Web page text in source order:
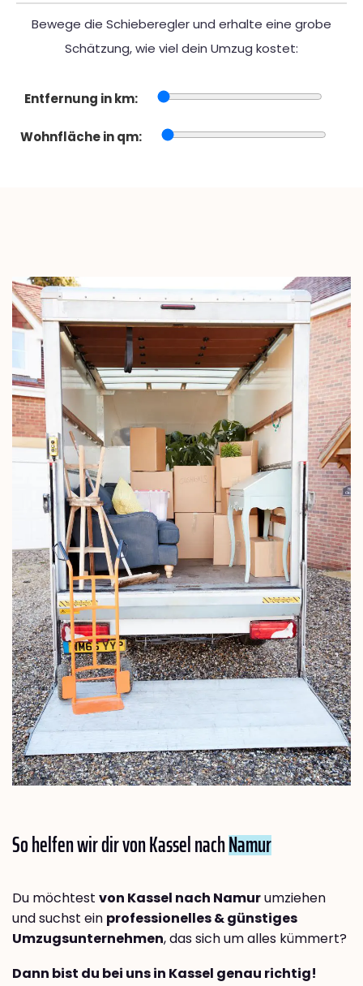
Bewege die Schieberegler und erhalte eine grobe
Schätzung, wie viel dein Umzug kostet:
Entfernung in km:
Wohnfläche in qm:
So helfen wir dir von Kassel nachNamur
Du möchtest von Kassel nach Namurumziehen
und suchst ein professionelles & günstiges
Umzugsunternehmen, das sich um alles kümmert?
Dann bist du bei uns in Kassel genau richtig!